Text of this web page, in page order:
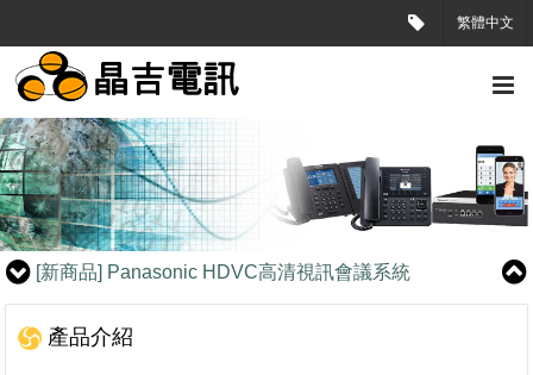
繁體中文
[新商品]東訊7724E /DS7710E (MIT)台灣製造數位話機
[新商品]Panasonic HDVC高清視訊會議系統
[新商品]Panasonic KX-NS700 Smart Hybrid PBX
[新商品]東訊7724E /DS7710E (MIT)台灣製造數位話機
[新商品]Panasonic HDVC高清視訊會議系統
[新商品] Panasonic KX-NS700 Smart Hybrid PBX
[新商品]東訊7724E /DS7710E (MIT)台灣製造數位話機
[新商品]Panasonic HDVC高清視訊會議系統
產品介紹